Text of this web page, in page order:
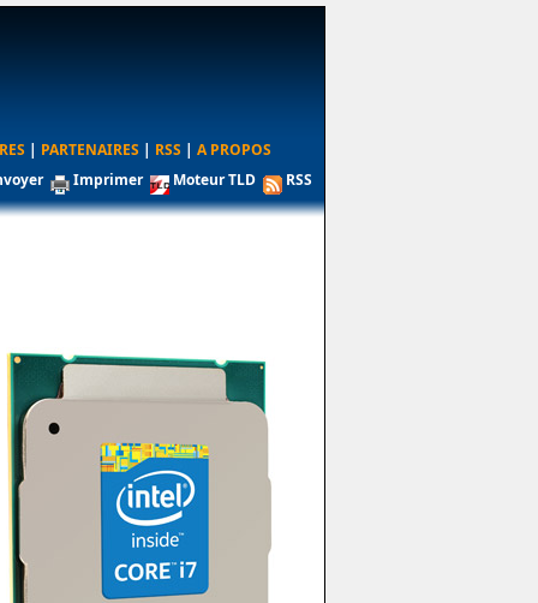
| PARTENAIRES | RSS | A PROPOS
Imprimer Moteur TLD RSS